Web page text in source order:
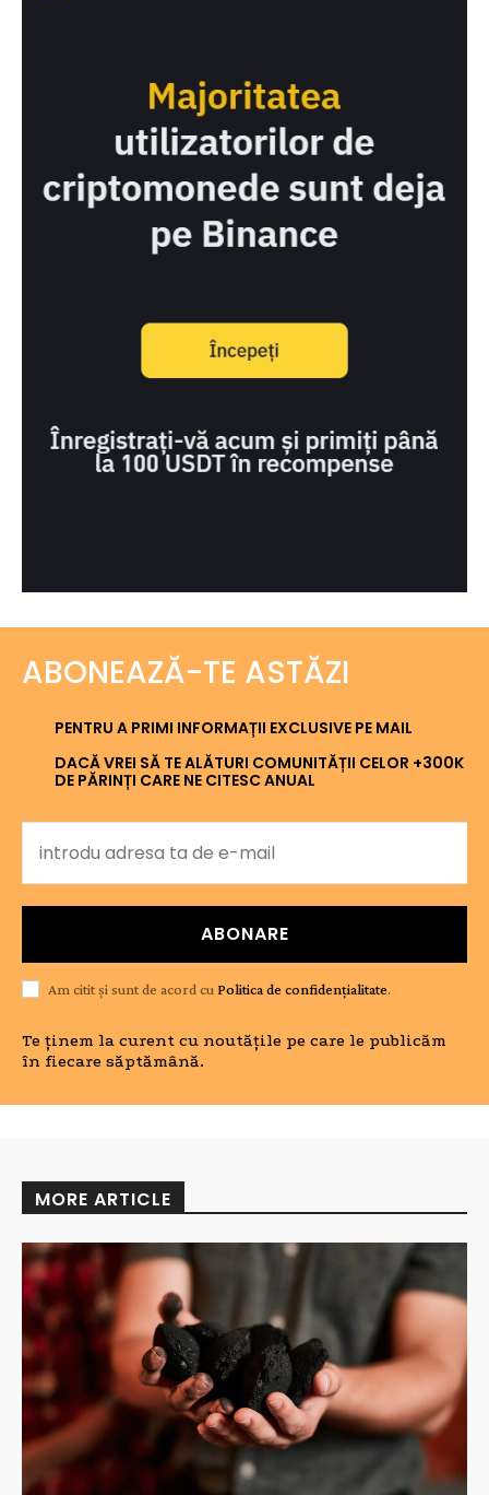
ABONEAZĂ-TE ASTĂZI
PENTRU A PRIMI INFORMAȚII EXCLUSIVE PE MAIL
DACĂ VREI SĂ TE ALĂTURI COMUNITĂȚII CELOR +300K
DE PĂRINȚI CARE NE CITESC ANUAL
ABONARE
Am citit și sunt de acord cu Politica de confidențialitate.
Te ținem la curent cu noutățile pe care le publicăm
în fiecare săptămână.
MORE ARTICLE